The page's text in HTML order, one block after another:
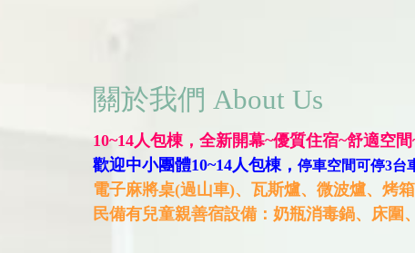
關於我們 About Us
10~14人包棟， 全新開幕~優質住宿~舒適空間
歡迎中小團體10~14人包棟， 停車空間可停3台
電子麻將桌(過山車)、 瓦斯爐、微波爐、烤箱
民備有兒童親善宿設備：奶瓶消毒鍋、床圍